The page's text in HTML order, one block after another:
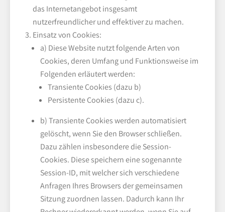
das Internetangebot insgesamt
nutzerfreundlicher und effektiver zu machen.
Einsatz von Cookies:
a) Diese Website nutzt folgende Arten von
Cookies, deren Umfang und Funktionsweise im
Folgenden erläutert werden:
Transiente Cookies (dazu b)
Persistente Cookies (dazu c).
b) Transiente Cookies werden automatisiert
gelöscht, wenn Sie den Browser schließen.
Dazu zählen insbesondere die Session-
Cookies. Diese speichern eine sogenannte
Session-ID, mit welcher sich verschiedene
Anfragen Ihres Browsers der gemeinsamen
Sitzung zuordnen lassen. Dadurch kann Ihr